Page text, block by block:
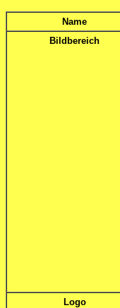
Name
Bildbereich
Logo